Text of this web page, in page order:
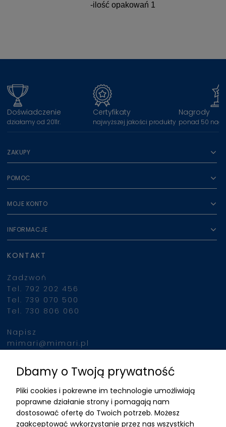
-ilość opakowań 1
Doświadczenie
działamy od 2011r.
Certyfikaty
najwyższej jakości produkty
Nagrody
ponad 50
ZAKUPY
POMOC
MOJE KONTO
INFORMACJE
KONTAKT
Zadzwoń
Tel. 792 202 456
Tel. 739 070 500
Tel. 730 806 060
Napisz
mimari@mimari.pl
Znajdziesz nas
ADRES
MIMARI sp z o.o.
Dbamy o Twoją prywatność
Pliki cookies i pokrewne im technologie umożliwiają
poprawne działanie strony i pomagają nam
dostosować ofertę do Twoich potrzeb. Możesz
zaakceptować wykorzystanie przez nas wszystkich